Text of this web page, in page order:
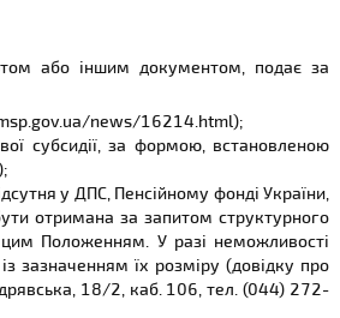
або іншим документом, подає за
news/16214.html);
субсидії, за формою, встановленою
у ДПС, Пенсійному фонді України,
отримана за запитом структурного
цим Положенням. У разі неможливості
зазначенням їх розміру (довідку про
18/2, каб. 106, тел. (044) 272-